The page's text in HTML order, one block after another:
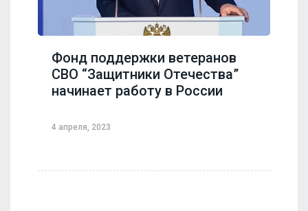
Фонд поддержки ветеранов
СВО “Защитники Отечества”
начинает работу в России
4 апреля, 2023